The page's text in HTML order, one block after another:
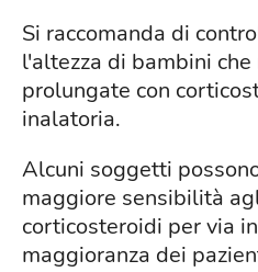
Si raccomanda di
l'altezza di bambini
prolungate con
inalatoria.
Alcuni soggetti
maggiore sensibilità
corticosteroidi per via
maggioranza dei